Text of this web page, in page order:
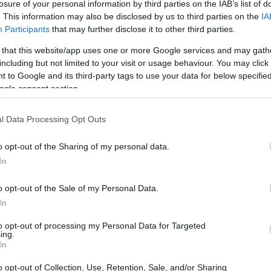
of your personal information by third parties on the IAB’s list of
This information may also be disclosed by us to third parties on the
Participants that may further disclose it to other third parties.
that this website/app uses one or more Google services and may
but not limited to your visit or usage behaviour. You may
to Google and its third-party tags to use your data for below
consent section.
Data Processing Opt Outs
opt-out of the Sharing of my personal data.
opt-out of the Sale of my Personal Data.
opt-out of processing my Personal Data for Targeted
opt-out of Collection, Use, Retention, Sale, and/or Sharing
Juventus
novità in casa Juventus, con l’arrivo di due nuovi
stati analizzati da Cristiano Giuntoli, direttore
a Sky Sport. La Juventus, storicamente nota per la
fatto un passo strategico per rinforzare la propria
versatili e di talento. “Dopo l’uscita di
abbiamo ritenuto necessario intervenire sul
alla squadra”, ha dichiarato. L’arrivo di Kelly e
ma arricchisce anche il bagaglio tecnico della
le loro qualità, sia sul piano tecnico che umano,